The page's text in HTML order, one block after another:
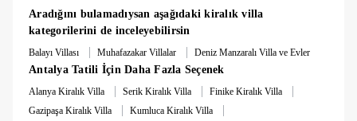
vb.) ile karşılaşabilirsiniz.
Korunaklı villalarımızda %100 görünmeme garantisi
vermemekteyiz ve bu villalarımızda %5 sakınma payı
mevcuttur.
Aradığını bulamadıysan aşağıdaki kiralık villa
kategorilerini de inceleyebilirsin
Balayı Villası | Muhafazakar Villalar | Deniz Manzaralı Villa ve Evler
Antalya Tatili İçin Daha Fazla Seçenek
Alanya Kiralık Villa | Serik Kiralık Villa | Finike Kiralık Villa |
Gazipaşa Kiralık Villa | Kumluca Kiralık Villa |